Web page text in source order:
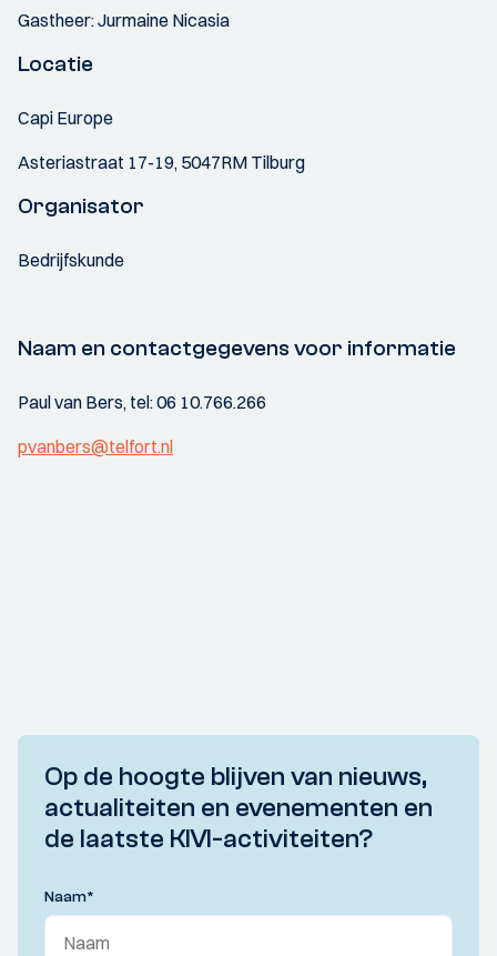
Gastheer: Jurmaine Nicasia
Locatie
Capi Europe
Asteriastraat 17-19, 5047RM Tilburg
Organisator
Bedrijfskunde
Naam en contactgegevens voor informatie
Paul van Bers, tel: 06 10.766.266
pvanbers@telfort.nl
Op de hoogte blijven van nieuws,
actualiteiten en evenementen en
de laatste KIVI-activiteiten?
Naam*